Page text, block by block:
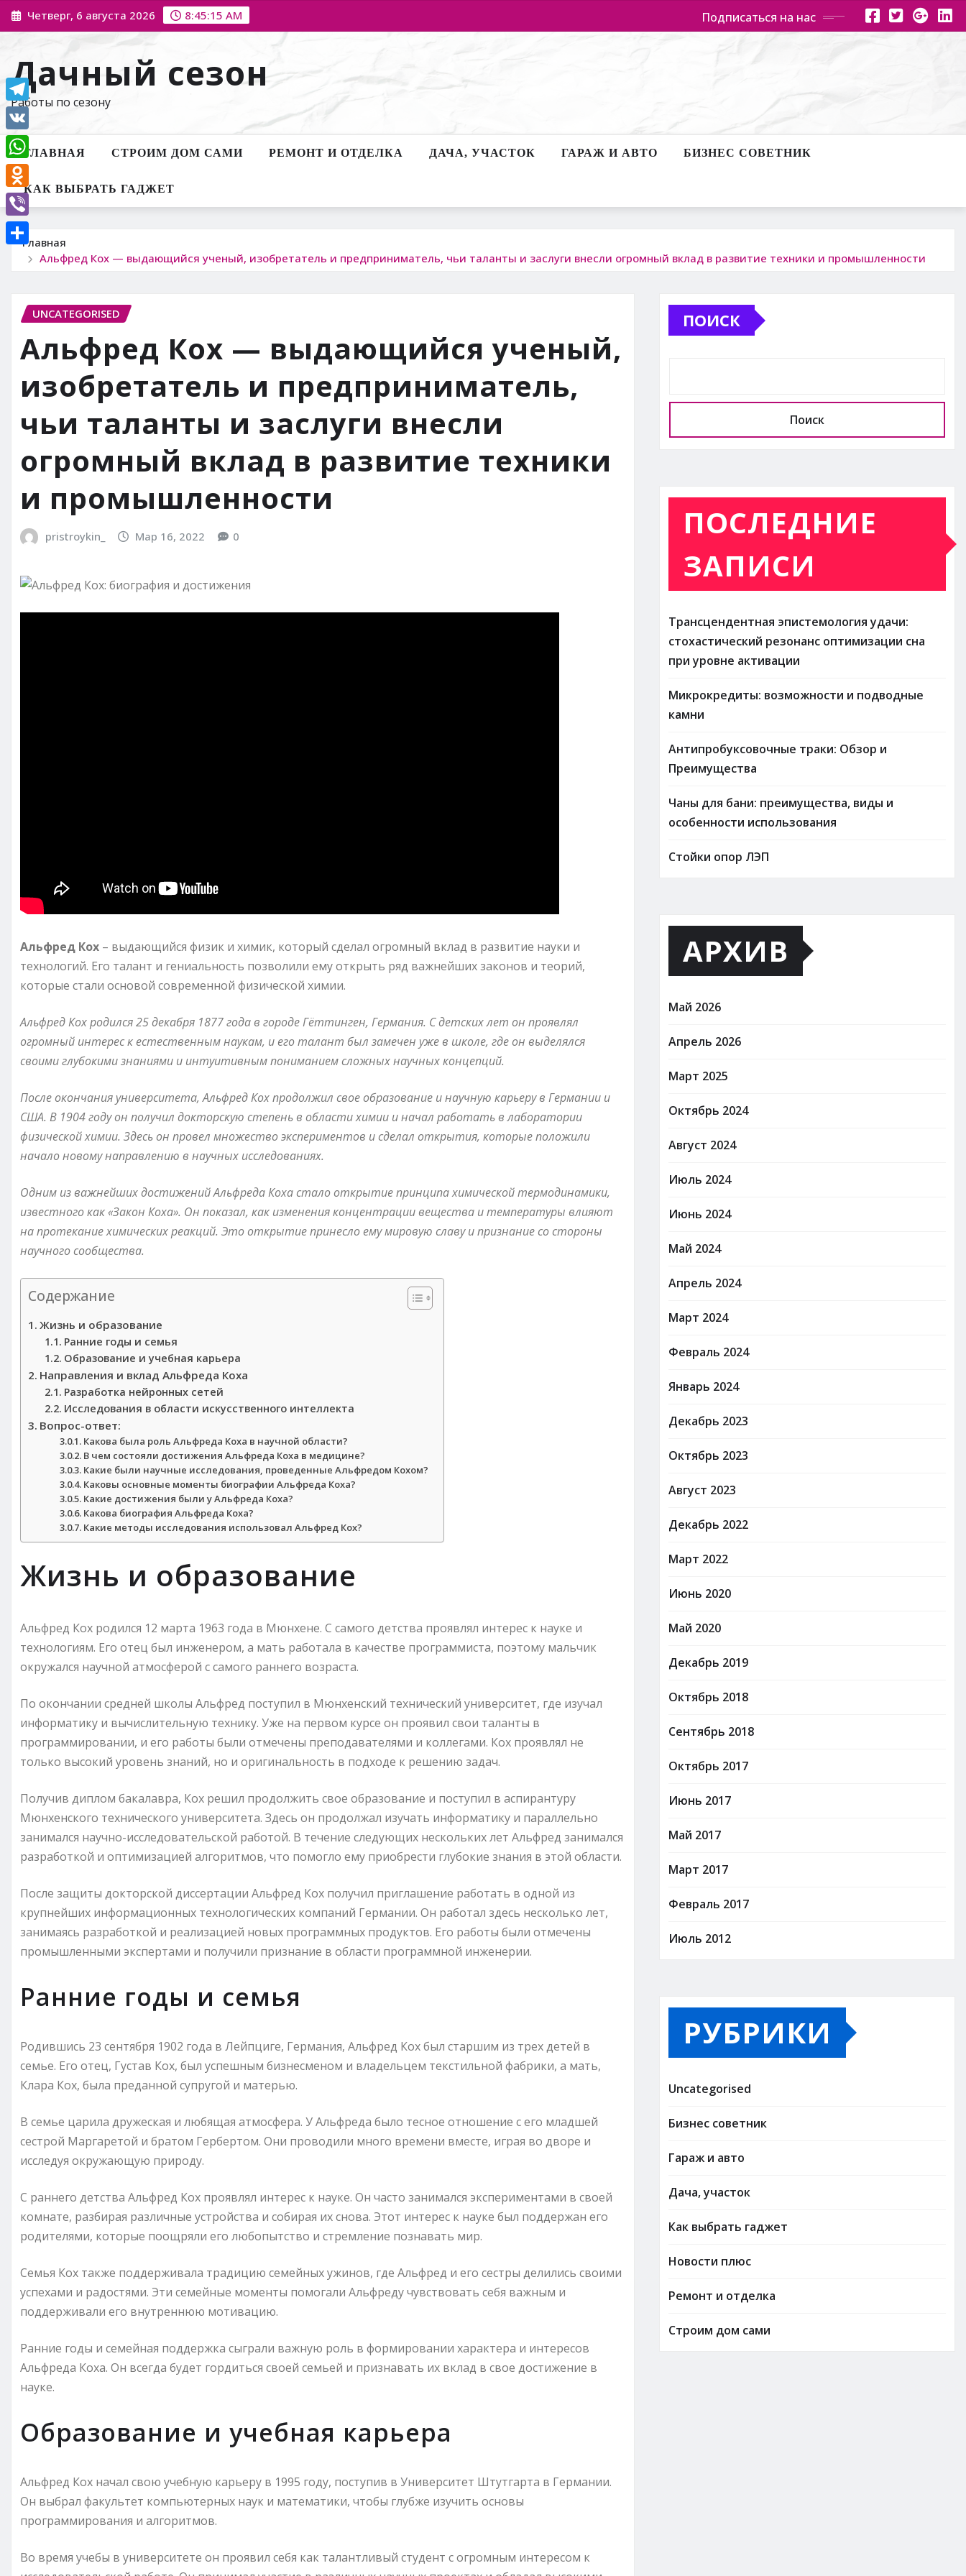
Перейти
к
Четверг, 6 августа 2026 8:45:16 AM Подписаться на нас
Дачный сезон
Работы по сезону
ГЛАВНАЯ СТРОИМ ДОМ САМИ РЕМОНТ И ОТДЕЛКА ДАЧА, УЧАСТОК ГАРАЖ И АВТО БИЗНЕС СОВЕТНИК
КАК ВЫБРАТЬ ГАДЖЕТ
Главная
Альфред Кох — выдающийся ученый, изобретатель и предприниматель, чьи таланты и заслуги внесли огромный вклад в развитие техники и промышленности
UNCATEGORISED
Альфред Кох — выдающийся ученый,
изобретатель и предприниматель,
чьи таланты и заслуги внесли
огромный вклад в развитие техники
и промышленности
pristroykin_ Мар 16, 2022 0
Альфред Кох – выдающийся физик и химик, который сделал огромный вклад в развитие науки и
технологий. Его талант и гениальность позволили ему открыть ряд важнейших законов и теорий,
которые стали основой современной физической химии.
Альфред Кох родился 25 декабря 1877 года в городе Гёттинген, Германия. С детских лет он проявлял
огромный интерес к естественным наукам, и его талант был замечен уже в школе, где он выделялся
своими глубокими знаниями и интуитивным пониманием сложных научных концепций.
После окончания университета, Альфред Кох продолжил свое образование и научную карьеру в Германии и
США. В 1904 году он получил докторскую степень в области химии и начал работать в лаборатории
физической химии. Здесь он провел множество экспериментов и сделал открытия, которые положили
начало новому направлению в научных исследованиях.
Одним из важнейших достижений Альфреда Коха стало открытие принципа химической термодинамики,
известного как «Закон Коха». Он показал, как изменения концентрации вещества и температуры влияют
на протекание химических реакций. Это открытие принесло ему мировую славу и признание со стороны
научного сообщества.
Содержание
Жизнь и образование
Ранние годы и семья
Образование и учебная карьера
Направления и вклад Альфреда Коха
Разработка нейронных сетей
Исследования в области искусственного интеллекта
Вопрос-ответ:
Какова была роль Альфреда Коха в научной области?
В чем состояли достижения Альфреда Коха в медицине?
Какие были научные исследования, проведенные Альфредом Кохом?
Каковы основные моменты биографии Альфреда Коха?
Какие достижения были у Альфреда Коха?
Какова биография Альфреда Коха?
Какие методы исследования использовал Альфред Кох?
Жизнь и образование
Альфред Кох родился 12 марта 1963 года в Мюнхене. С самого детства проявлял интерес к науке и
технологиям. Его отец был инженером, а мать работала в качестве программиста, поэтому мальчик
окружался научной атмосферой с самого раннего возраста.
По окончании средней школы Альфред поступил в Мюнхенский технический университет, где изучал
информатику и вычислительную технику. Уже на первом курсе он проявил свои таланты в
программировании, и его работы были отмечены преподавателями и коллегами. Кох проявлял не
только высокий уровень знаний, но и оригинальность в подходе к решению задач.
Получив диплом бакалавра, Кох решил продолжить свое образование и поступил в аспирантуру
Мюнхенского технического университета. Здесь он продолжал изучать информатику и параллельно
занимался научно-исследовательской работой. В течение следующих нескольких лет Альфред занимался
разработкой и оптимизацией алгоритмов, что помогло ему приобрести глубокие знания в этой области.
После защиты докторской диссертации Альфред Кох получил приглашение работать в одной из
крупнейших информационных технологических компаний Германии. Он работал здесь несколько лет,
занимаясь разработкой и реализацией новых программных продуктов. Его работы были отмечены
промышленными экспертами и получили признание в области программной инженерии.
Ранние годы и семья
Родившись 23 сентября 1902 года в Лейпциге, Германия, Альфред Кох был старшим из трех детей в
семье. Его отец, Густав Кох, был успешным бизнесменом и владельцем текстильной фабрики, а мать,
Клара Кох, была преданной супругой и матерью.
В семье царила дружеская и любящая атмосфера. У Альфреда было тесное отношение с его младшей
сестрой Маргаретой и братом Гербертом. Они проводили много времени вместе, играя во дворе и
исследуя окружающую природу.
С раннего детства Альфред Кох проявлял интерес к науке. Он часто занимался экспериментами в своей
комнате, разбирая различные устройства и собирая их снова. Этот интерес к науке был поддержан его
родителями, которые поощряли его любопытство и стремление познавать мир.
Семья Кох также поддерживала традицию семейных ужинов, где Альфред и его сестры делились своими
успехами и радостями. Эти семейные моменты помогали Альфреду чувствовать себя важным и
поддерживали его внутреннюю мотивацию.
Ранние годы и семейная поддержка сыграли важную роль в формировании характера и интересов
Альфреда Коха. Он всегда будет гордиться своей семьей и признавать их вклад в свое достижение в
науке.
Образование и учебная карьера
Альфред Кох начал свою учебную карьеру в 1995 году, поступив в Университет Штутгарта в Германии.
Он выбрал факультет компьютерных наук и математики, чтобы глубже изучить основы
программирования и алгоритмов.
Во время учебы в университете он проявил себя как талантливый студент с огромным интересом к
ПОИСК
Поиск
ПОСЛЕДНИЕ
ЗАПИСИ
Трансцендентная эпистемология удачи:
стохастический резонанс оптимизации сна
при уровне активации
Микрокредиты: возможности и подводные
камни
Антипробуксовочные траки: Обзор и
Преимущества
Чаны для бани: преимущества, виды и
особенности использования
Стойки опор ЛЭП
АРХИВ
Май 2026
Апрель 2026
Март 2025
Октябрь 2024
Август 2024
Июль 2024
Июнь 2024
Май 2024
Апрель 2024
Март 2024
Февраль 2024
Январь 2024
Декабрь 2023
Октябрь 2023
Август 2023
Декабрь 2022
Март 2022
Июнь 2020
Май 2020
Декабрь 2019
Октябрь 2018
Сентябрь 2018
Октябрь 2017
Июнь 2017
Май 2017
Март 2017
Февраль 2017
Июль 2012
РУБРИКИ
Uncategorised
Бизнес советник
Гараж и авто
Дача, участок
Как выбрать гаджет
Новости плюс
Ремонт и отделка
Строим дом сами
Telegram
VK
WhatsApp
Odnoklassniki
Viber
Отправить